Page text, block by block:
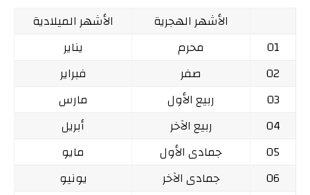
الأشهر الهجرية
الأشهر الميلادية
01
محرم
يناير
02
صفر
فبراير
03
ربيع الأول
مارس
04
ربيع الآخر
أبريل
05
جمادى الأول
مايو
06
جمادى الآخر
يونيو